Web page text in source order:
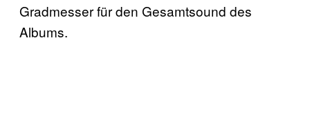
Gradmesser für den Gesamtsound des
Albums.